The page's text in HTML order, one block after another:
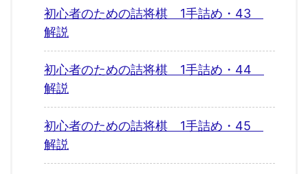
初心者のための詰将棋 1手詰め・43
解説
初心者のための詰将棋 1手詰め・44
解説
初心者のための詰将棋 1手詰め・45
解説